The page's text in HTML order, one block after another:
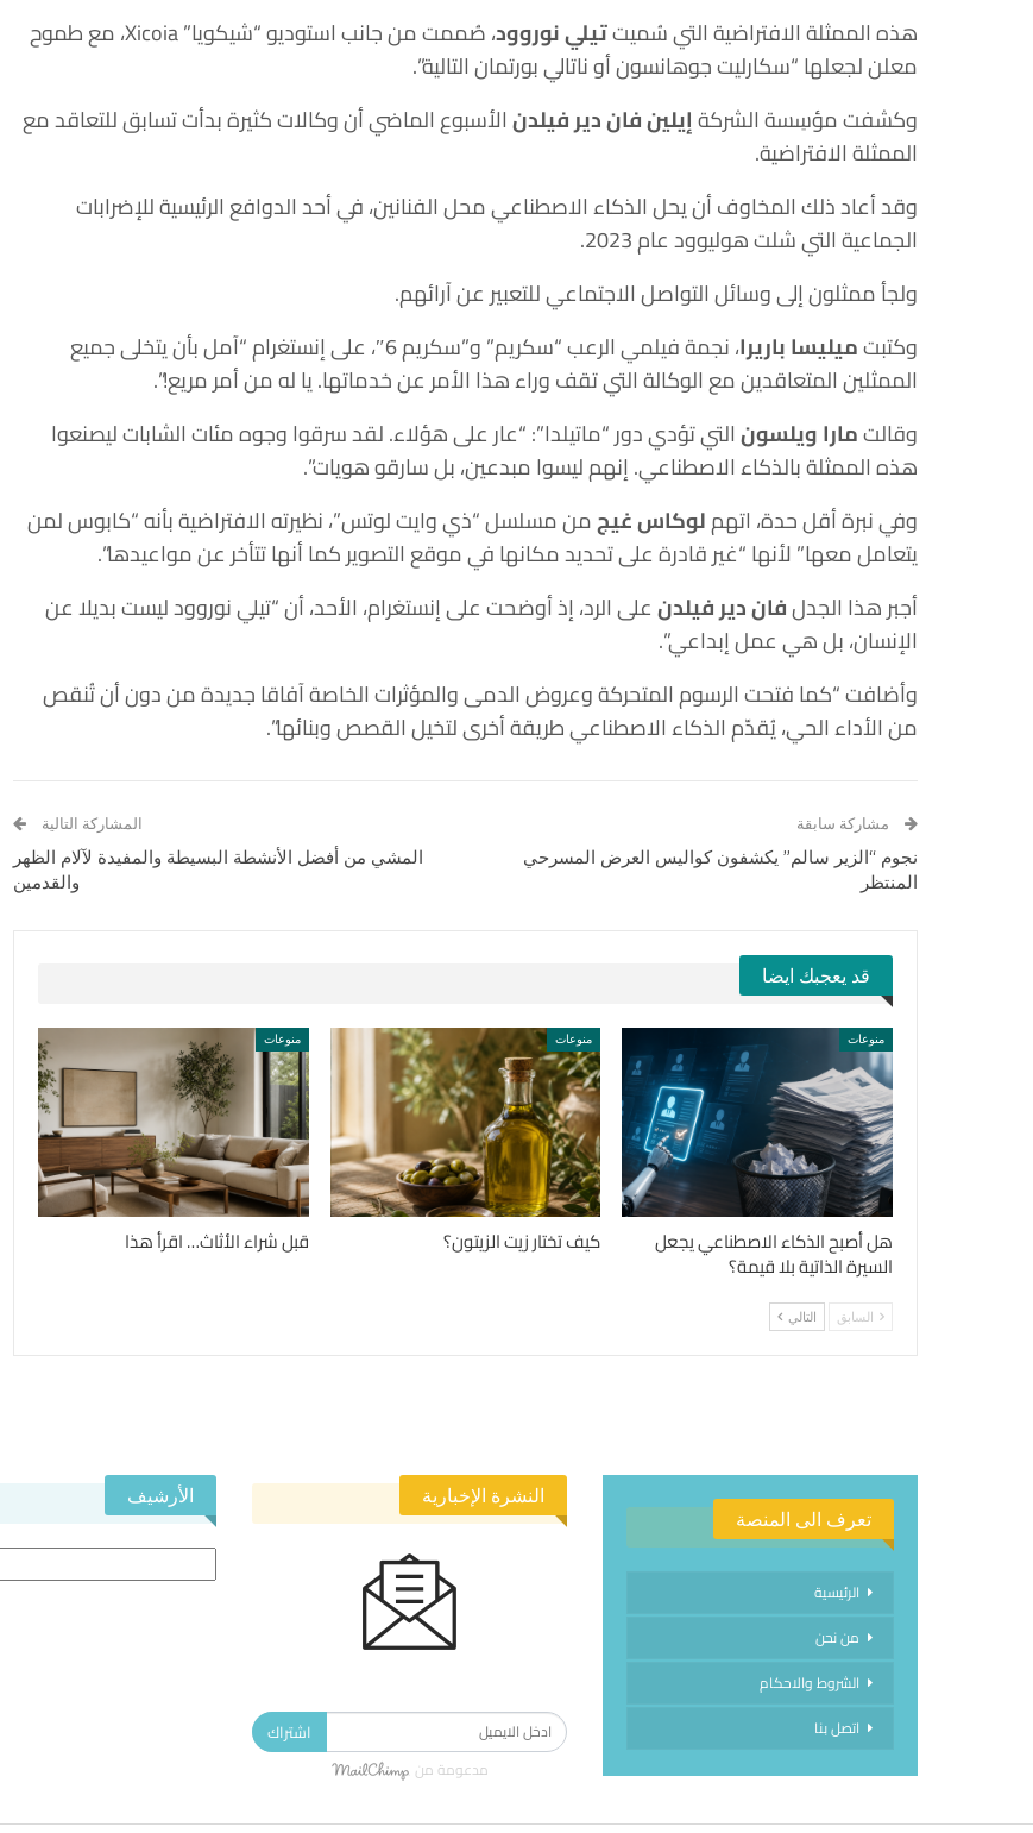
هذه الممثلة الافتراضية التي سُميتتيلي نوروود
، صُممت من جانب استوديو “شيكويا” Xicoia، مع طموح
معلن لجعلها “سكارليت جوهانسون أو ناتالي بورتمان التالية”.
وكشفت مؤسِسة الشركةإيلين فان دير فيلدنالأسبوع الماضي أن وكالات كثيرة بدأت تسابق للتعاقد مع
الممثلة الافتراضية.
وقد أعاد ذلك المخاوف أن يحل الذكاء الاصطناعي محل الفنانين، في أحد الدوافع الرئيسية للإضرابات
الجماعية التي شلت هوليوود عام 2023.
ولجأ ممثلون إلى وسائل التواصل الاجتماعي للتعبير عن آرائهم.
وكتبتميليسا باريرا
، نجمة فيلمي الرعب “سكريم” و”سكريم 6″، على إنستغرام “آمل بأن يتخلى جميع
الممثلين المتعاقدين مع الوكالة التي تقف وراء هذا الأمر عن خدماتها. يا له من أمر مريع!”.
وقالتمارا ويلسونالتي تؤدي دور “ماتيلدا”: “عار على هؤلاء. لقد سرقوا وجوه مئات الشابات ليصنعوا
هذه الممثلة بالذكاء الاصطناعي. إنهم ليسوا مبدعين، بل سارقو هويات”.
وفي نبرة أقل حدة، اتهملوكاس غيجمن مسلسل “ذي وايت لوتس”، نظيرته الافتراضية بأنه “كابوس لمن
يتعامل معها” لأنها “غير قادرة على تحديد مكانها في موقع التصوير كما أنها تتأخر عن مواعيدها”.
أجبر هذا الجدلفان دير فيلدنعلى الرد، إذ أوضحت على إنستغرام، الأحد، أن “تيلي نوروود ليست بديلا عن
الإنسان، بل هي عمل إبداعي”.
وأضافت “كما فتحت الرسوم المتحركة وعروض الدمى والمؤثرات الخاصة آفاقا جديدة من دون أن تُنقص
من الأداء الحي، يُقدّم الذكاء الاصطناعي طريقة أخرى لتخيل القصص وبنائها”.
مشاركة سابقة
نجوم “الزير سالم” يكشفون كواليس العرض المسرحي
المنتظر
المشاركة التالية
المشي من أفضل الأنشطة البسيطة والمفيدة لآلام الظهر
والقدمين
قد يعجبك ايضا
منوعات
هل أصبح الذكاء الاصطناعي يجعل
السيرة الذاتية بلا قيمة؟
منوعات
كيف تختار زيت الزيتون؟
منوعات
قبل شراء الأثاث… اقرأ هذا
السابق التالي
تعرف الى المنصة
الرئيسية
من نحن
الشروط والاحكام
اتصل بنا
النشرة الإخبارية
اشتراك
مدعومة من
الأرشيف